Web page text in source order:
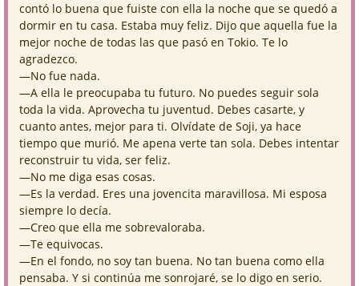
contó lo buena que fuiste con ella la noche que se quedó a
dormir en tu casa. Estaba muy feliz. Dijo que aquella fue la
mejor noche de todas las que pasó en Tokio. Te lo
agradezco.
—No fue nada.
—A ella le preocupaba tu futuro. No puedes seguir sola
toda la vida. Aprovecha tu juventud. Debes casarte, y
cuanto antes, mejor para ti. Olvídate de Soji, ya hace
tiempo que murió. Me apena verte tan sola. Debes intentar
reconstruir tu vida, ser feliz.
—No me diga esas cosas.
—Es la verdad. Eres una jovencita maravillosa. Mi esposa
siempre lo decía.
—Creo que ella me sobrevaloraba.
—Te equivocas.
—En el fondo, no soy tan buena. No tan buena como ella
pensaba. Y si continúa me sonrojaré, se lo digo en serio.